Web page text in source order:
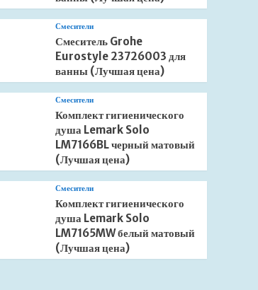
Смесители
Смеситель Grohe
Eurostyle 23726003 для
ванны (Лучшая цена)
Смесители
Комплект гигиенического
душа Lemark Solo
LM7166BL черный матовый
(Лучшая цена)
Смесители
Комплект гигиенического
душа Lemark Solo
LM7165MW белый матовый
(Лучшая цена)